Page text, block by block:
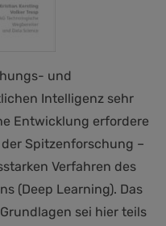
und
Intelligenz sehr
Entwicklung erfordere
Spitzenforschung –
Verfahren des
(Deep Learning). Das
sei hier teils